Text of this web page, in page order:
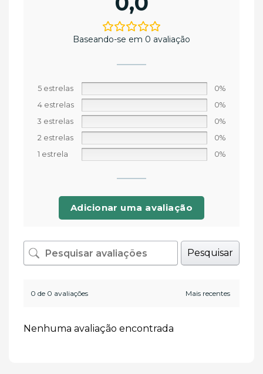
Baseando-se em 0 avaliação
5 estrelas
0%
4 estrelas
0%
3 estrelas
0%
2 estrelas
0%
1 estrela
0%
Adicionar uma avaliação
Pesquisar
0 de 0 avaliações
Nenhuma avaliação encontrada